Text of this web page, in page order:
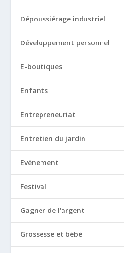
Dépoussiérage industriel
Développement personnel
E-boutiques
Enfants
Entrepreneuriat
Entretien du jardin
Evénement
Festival
Gagner de l'argent
Grossesse et bébé